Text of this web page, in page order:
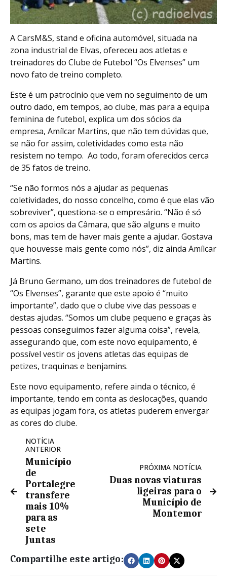
A CarsM&S, stand e oficina automóvel, situada na
zona industrial de Elvas, ofereceu aos atletas e
treinadores do Clube de Futebol “Os Elvenses” um
novo fato de treino completo.
Este é um patrocínio que vem no seguimento de um
outro dado, em tempos, ao clube, mas para a equipa
feminina de futebol, explica um dos sócios da
empresa, Amílcar Martins, que não tem dúvidas que,
se não for assim, coletividades como esta não
resistem no tempo. Ao todo, foram oferecidos cerca
de 35 fatos de treino.
“Se não formos nós a ajudar as pequenas
coletividades, do nosso concelho, como é que elas vão
sobreviver”, questiona-se o empresário. “Não é só
com os apoios da Câmara, que são alguns e muito
bons, mas tem de haver mais gente a ajudar. Gostava
que houvesse mais gente como nós”, diz ainda Amílcar
Martins.
Já Bruno Germano, um dos treinadores de futebol de
“Os Elvenses”, garante que este apoio é “muito
importante”, dado que o clube vive das pessoas e
destas ajudas. “Somos um clube pequeno e graças às
pessoas conseguimos fazer alguma coisa”, revela,
assegurando que, com este novo equipamento, é
possível vestir os jovens atletas das equipas de
petizes, traquinas e benjamins.
Este novo equipamento, refere ainda o técnico, é
importante, tendo em conta as deslocações, quando
as equipas jogam fora, os atletas puderem envergar
as cores do clube.
NOTÍCIA
ANTERIOR
Município
de
Portalegre
transfere
mais 10%
para as
sete
Juntas
PRÓXIMA NOTÍCIA
Duas novas viaturas
ligeiras para o
Município de
Montemor
Compartilhe este artigo: